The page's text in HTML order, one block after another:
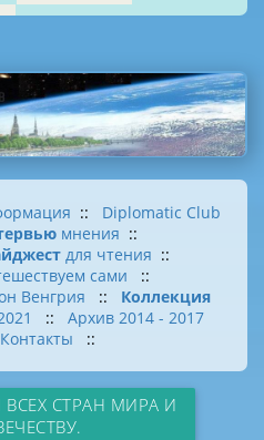
:: Diplomatic Club
мнения ::
для чтения ::
сами
::
Венгрия :: Коллекция
:: Архив 2014 - 2017
Контакты ::
СТРАН МИРА И